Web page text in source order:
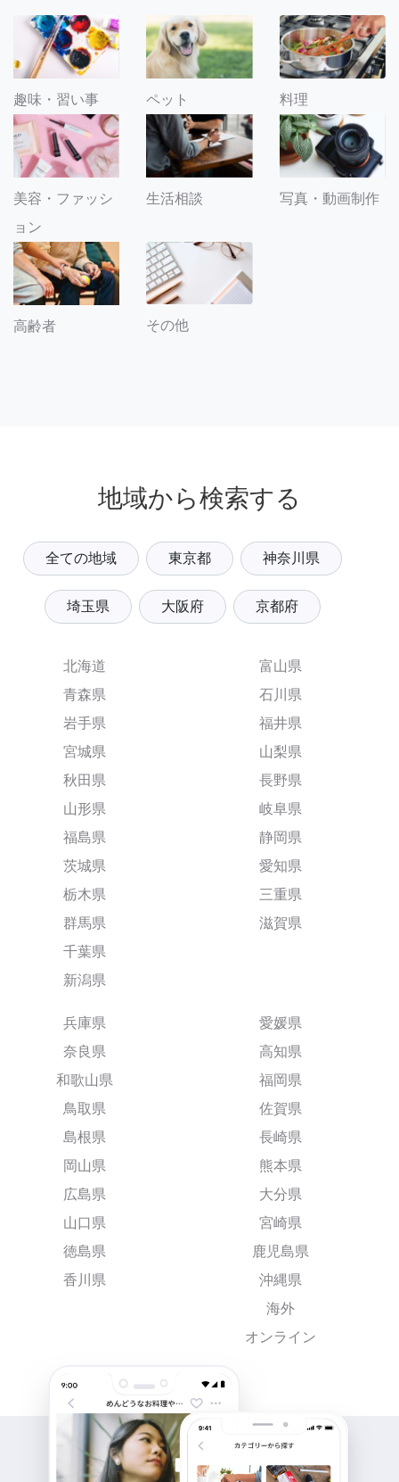
趣味・習い事 ペット 料理
美容・ファッシ
ョン
生活相談 写真・動画制作
高齢者 その他
地域から検索する
全ての地域 東京都 神奈川県
埼玉県 大阪府 京都府
北海道
青森県
岩手県
宮城県
秋田県
山形県
福島県
茨城県
栃木県
群馬県
千葉県
新潟県
富山県
石川県
福井県
山梨県
長野県
岐阜県
静岡県
愛知県
三重県
滋賀県
兵庫県
奈良県
和歌山県
鳥取県
島根県
岡山県
広島県
山口県
徳島県
香川県
愛媛県
高知県
福岡県
佐賀県
長崎県
熊本県
大分県
宮崎県
鹿児島県
沖縄県
海外
オンライン